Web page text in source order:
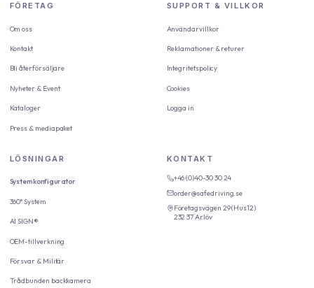
FÖRETAG
Om oss
Kontakt
Bli återförsäljare
Nyheter & Event
Kataloger
Press & mediapaket
SUPPORT & VILLKOR
Användarvillkor
Reklamationer & returer
Integritetspolicy
Cookies
Logga in
LÖSNINGAR
Systemkonfigurator
360° System
AI SIGN®
OEM-tillverkning
Försvar & Militär
Trådbunden backkamera
KONTAKT
+46 (0)40-30 30 24
order@safedriving.se
Företagsvägen 29 (Hus12)
232 37 Arlöv